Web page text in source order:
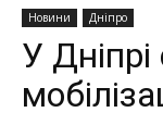
Новини Дніпро
У